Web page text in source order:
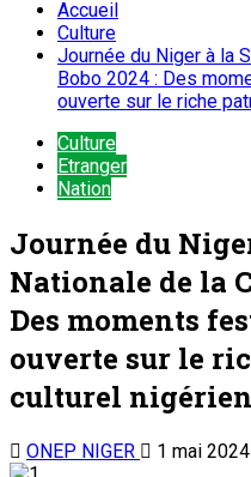
Culture
Etranger
Nation
Journée du
Nationale de la
Des moments
ouverte sur le
culturel nigérien
ONEP NIGER 1 mai 2024
Prestation des membres du
Partager vers les réseaux